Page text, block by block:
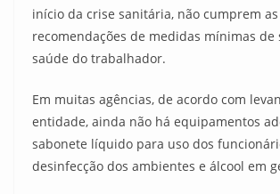
início da crise sanitária, não cumprem as
recomendações de medidas mínimas de
saúde do trabalhador.
Em muitas agências, de acordo com
entidade, ainda não há equipamentos
sabonete líquido para uso dos
desinfecção dos ambientes e álcool em